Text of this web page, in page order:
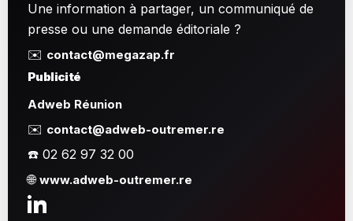
Une information à partager, un communiqué de
presse ou une demande éditoriale ?
✉️ contact@megazap.fr
Publicité
Adweb Réunion
✉️ contact@adweb-outremer.re
☎️ 02 62 97 32 00
🌐www.adweb-outremer.re